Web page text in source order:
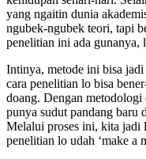
yang ngaitin dunia
ngubek-ngubek teori, tapi
penelitian ini ada gunanya,
Intinya, metode ini bisa jadi
cara penelitian lo bisa
doang. Dengan
punya sudut pandang baru
Melalui proses ini, kita jadi
penelitian lo udah ‘make a